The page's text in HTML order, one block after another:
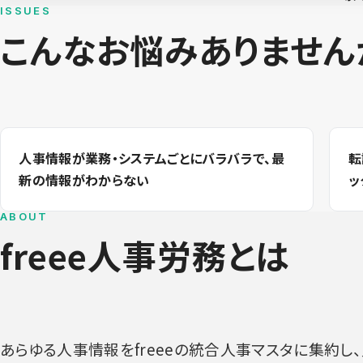
ISSUES
こんなお悩みありませ
人事情報が業務・システムごとにバラバラで、最
新の情報がわからない
ABOUT
freee人事労務とは
あらゆる人事情報をfreeeの統合人事マスタに集約し